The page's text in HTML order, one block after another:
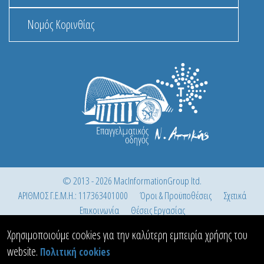
Νομός Κορινθίας
© 2013 - 2026 MacInformationGroup ltd.
ΑΡΙΘΜΟΣ Γ.Ε.Μ.Η.: 117363401000
Όροι & Προϋποθέσεις
Σχετικά
Επικοινωνία
Θέσεις Εργασίας
Χρησιμοποιούμε cookies για την καλύτερη εμπειρία χρήσης του
website. Πολιτική cookies